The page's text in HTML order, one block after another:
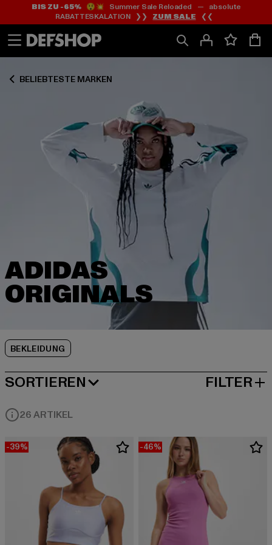
Zum
Inhalt
springen
Zum
Fußzeile
springen
BIS ZU -65%😲💥 Summer Sale Reloaded — absolute
RABATTESKALATION ❯❯ ZUM SALE ❮❮
BELIEBTESTE MARKEN
ADIDAS
BEKLEIDUNG
Zum
Produktraster
springen
SORTIEREN
BELIEBTESTE FILTER
26 ARTIKEL
-39% -46%